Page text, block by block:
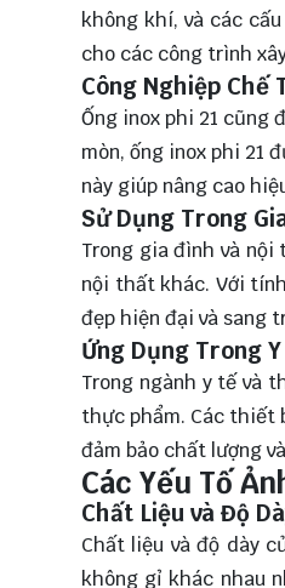
không khí, và các
cho các công trình
Công Nghiệp Chế
Ống inox phi 21 cũng
mòn, ống inox phi 21
này giúp nâng cao
Sử Dụng Trong
Trong gia đình và nội
nội thất khác. Với
đẹp hiện đại và sang
Ứng Dụng Trong
Trong ngành y tế và
thực phẩm. Các thiết
đảm bảo chất lượng
Các Yếu Tố
Chất Liệu và Độ
Chất liệu và độ dày
không gỉ khác nhau